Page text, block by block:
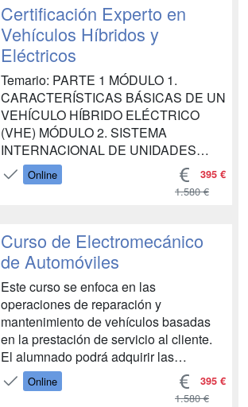
consumo....
Certificación Experto en
Vehículos Híbridos y
Eléctricos
Temario: PARTE 1 MÓDULO 1.
CARACTERÍSTICAS BÁSICAS DE UN
VEHÍCULO HÍBRIDO ELÉCTRICO
(VHE) MÓDULO 2. SISTEMA
INTERNACIONAL DE UNIDADES
MÓDULO 3. CARACTERÍSTICAS DE
LOS SISTEMAS DE PROPULSIÓN
VEHÍCULO HÍBRIDO MÓDULO 5.
MÁQUINAS ELÉCTRICAS PARA
VEHÍCULOS HÍBRIDOS Y
ELÉCTRICOS MÓDULO 6.
PROPIEDADES BÁSICAS DE ...
Online 395 €
1.580 €
Curso de Electromecánico
de Automóviles
Este curso se enfoca en las
operaciones de reparación y
mantenimiento de vehículos basadas
en la prestación de servicio al cliente.
El alumnado podrá adquirir las
competencias profesionales necesarias
para profundizar en la localización de
Online 395 €
1.580 €